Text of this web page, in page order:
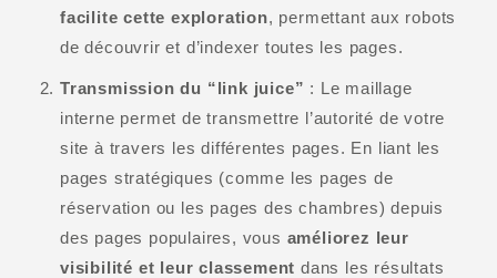
facilite cette exploration, permettant aux robots
de découvrir et d’indexer toutes les pages.
Transmission du “link juice” : Le maillage
interne permet de transmettre l’autorité de votre
site à travers les différentes pages. En liant les
pages stratégiques (comme les pages de
réservation ou les pages des chambres) depuis
des pages populaires, vous améliorez leur
visibilité et leur classementdans les résultats